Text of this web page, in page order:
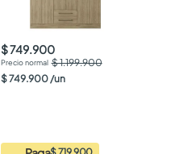
$ 749.900
$ 1.199.900
$749.900/un